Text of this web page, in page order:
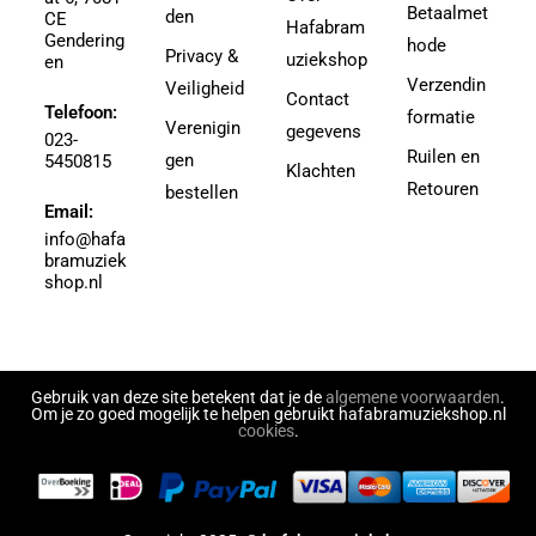
Agricole-Genin, Paul
Aguilar, Walter Leon
Aguilera, Christina
Ahbez, Eden
Ahle, Johann R.
Ahronheim, Albert
Airto Moreira Ramon Zenker
Aitken
Aitken, Robert
Al Hirt
Al-Odeh, Simon
Alain Silvestri
3.5
30
3e divisie
4
4,5
4,5 (3e divisie)
4.5
6
7
43497
43526
CE
Gendering
en
Telefoon:
023-
5450815
Email:
info@hafa
bramuziek
shop.nl
den
Privacy &
Veiligheid
Verenigin
gen
bestellen
Hafabram
uziekshop
Contact
gegevens
Klachten
Betaalmet
hode
Verzendin
formatie
Ruilen en
Retouren
Gebruik van deze site betekent dat je dealgemene voorwaarden.
Om je zo goed mogelijk te helpen gebruikt hafabramuziekshop.nl
cookies.